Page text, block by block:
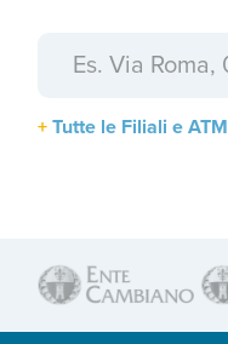
Tutte le Filiali e ATM